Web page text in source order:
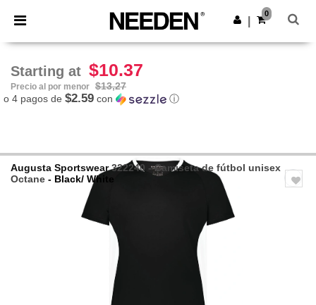
× App de Needen
¡Mejores precios en app!
Descargar app
0
Starting at $10.37
Precio al por menor $13,27
o 4 pagos de $2.59 con ⓘ
Augusta Sportswear322240 - Camiseta de fútbol unisex
Octane - Black/ White